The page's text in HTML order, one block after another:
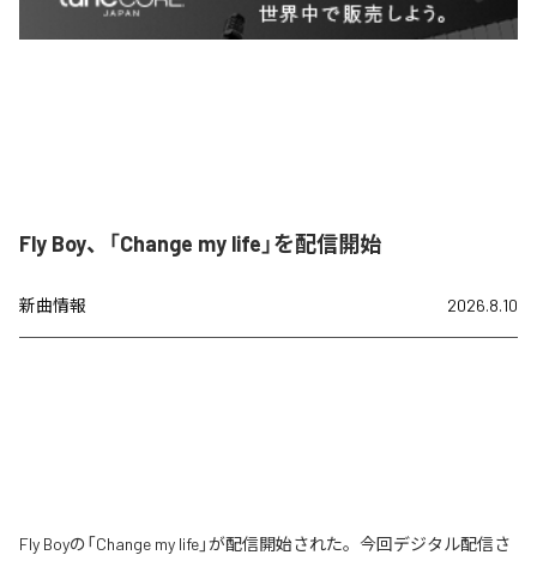
Fly Boy、「Change my life」を配信開始
新曲情報 2026.8.10
Fly Boyの「Change my life」が配信開始された。今回デジタル配信さ